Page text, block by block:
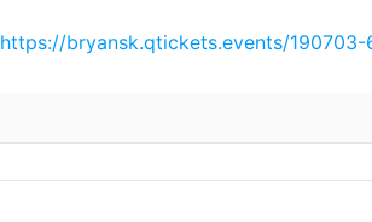
https://bryansk.qtickets.events/